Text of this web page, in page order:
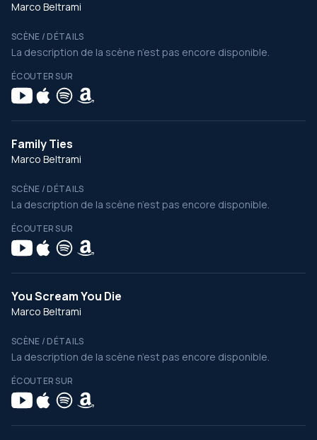
Marco Beltrami
SCÈNE / DÉTAILS
La description de la scène n’est pas encore disponible.
ÉCOUTER SUR
Family Ties
Marco Beltrami
SCÈNE / DÉTAILS
La description de la scène n’est pas encore disponible.
ÉCOUTER SUR
You Scream You Die
Marco Beltrami
SCÈNE / DÉTAILS
La description de la scène n’est pas encore disponible.
ÉCOUTER SUR